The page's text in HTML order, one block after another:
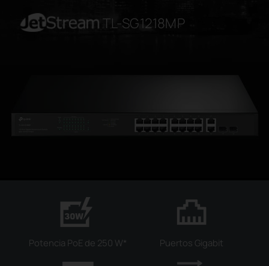
JetStream TL-SG1218MP
Potencia PoE de 250 W* Puertos Gigabit